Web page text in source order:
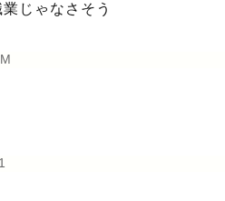
じゃなさそう